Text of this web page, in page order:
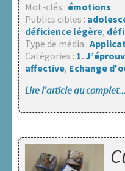
Mot-clés : émotions
Publics cibles :
déficience légère,
Type de média :
Catégories : 1.
affective, Echange
Lire l'article au complet...